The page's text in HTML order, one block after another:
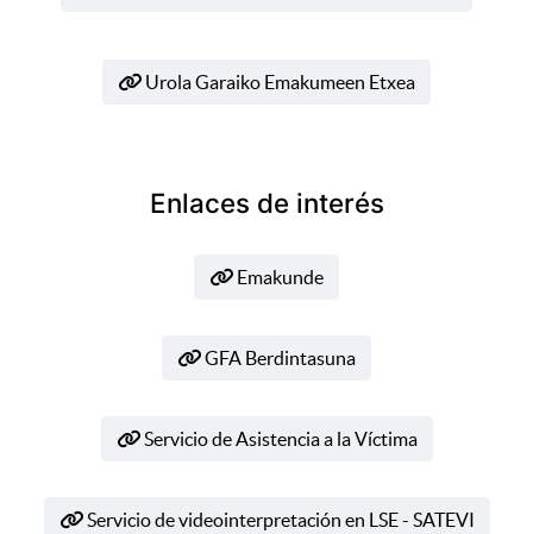
Urola Garaiko Emakumeen Etxea
Enlaces de interés
Emakunde
GFA Berdintasuna
Servicio de Asistencia a la Víctima
Servicio de videointerpretación en LSE - SATEVI